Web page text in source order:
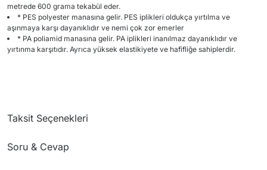
metrede 600 grama tekabül eder.
* PES polyester manasına gelir. PES iplikleri oldukça yırtılma ve
aşınmaya karşı dayanıklıdır ve nemi çok zor emerler
* PA poliamid manasına gelir. PA iplikleri inanılmaz dayanıklıdır ve
yırtınma karşıtıdır. Ayrıca yüksek elastikiyete ve hafifliğe sahiplerdir.
Taksit Seçenekleri
Soru & Cevap